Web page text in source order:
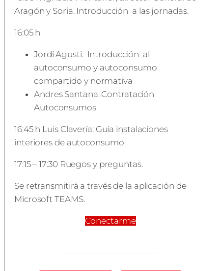
Aragón y Soria. Introducción a las jornadas.
16:05 h
Jordi Agusti: Introducción al
autoconsumo y autoconsumo
compartido y normativa
Andres Santana: Contratación
Autoconsumos
16:45 h Luis Clavería: Guía instalaciones
interiores de autoconsumo
17:15 – 17:30 Ruegos y preguntas.
Se retransmitirá a través de la aplicación de
Microsoft TEAMS.
Conectarme